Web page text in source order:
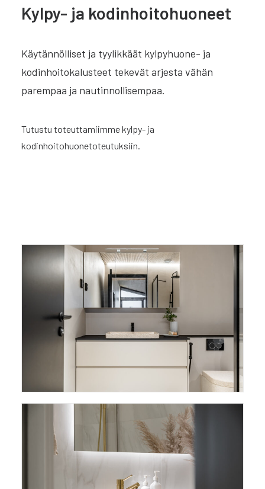
Kylpy- ja kodinhoitohuoneet
Käytännölliset ja tyylikkäät kylpyhuone- ja
kodinhoitokalusteet tekevät arjesta vähän
parempaa ja nautinnollisempaa.
Tutustu toteuttamiimme kylpy- ja
kodinhoitohuonetoteutuksiin.